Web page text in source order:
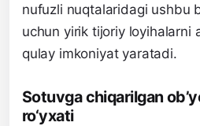
nufuzli nuqtalaridagi ushbu
uchun yirik tijoriy loyihalarni
qulay imkoniyat yaratadi.
Sotuvga chiqarilgan
ro‘yxati